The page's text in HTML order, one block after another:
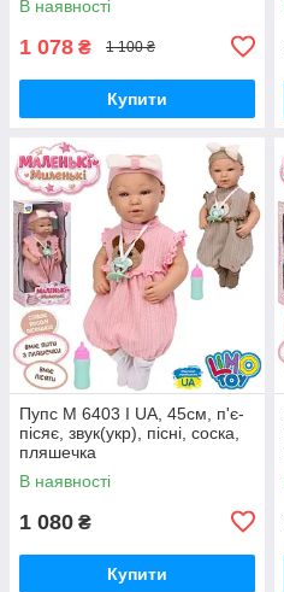
В наявності
1 078 ₴ 1 100 ₴
Купити
Пупс M 6403 I UA, 45см, п'є-
пісяє, звук(укр), пісні, соска,
пляшечка
В наявності
1 080 ₴
Купити